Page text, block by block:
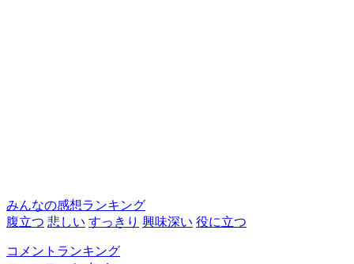
みんなの感想ランキング
腹立つ 悲しい すっきり 興味深い 役に立つ
コメントランキング